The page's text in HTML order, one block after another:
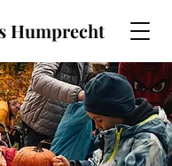
Humprecht